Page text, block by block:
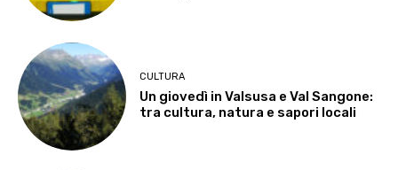
CULTURA
Un giovedì in Valsusa e Val Sangone:
tra cultura, natura e sapori locali